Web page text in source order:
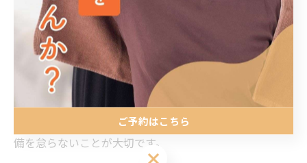
断の事例を把握できます。これにより、自分の主張に裏
付けを持たせたり、保険会社との議論を具体的な事例に
基づいて進めることができます。
ただし、ニュース情報はあくまで参考材料であり、個別
の事情や証拠が最優先されます。ニュースを示談の補助
的な資料として活用しつつ、自身の事故状況や証拠の整
備を怠らないことが大切です。
ご予約はこちら
ご予約はこちら